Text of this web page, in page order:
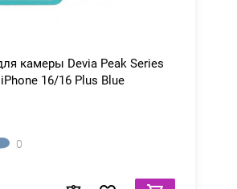
камеры Devia Peak Series
16/16 Plus Blue
0